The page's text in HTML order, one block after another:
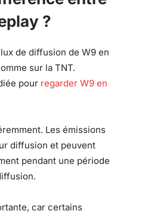
?
de diffusion de W9 en
sur la TNT.
pour regarder W9 en
Les émissions
diffusion et peuvent
pendant une période
car certains